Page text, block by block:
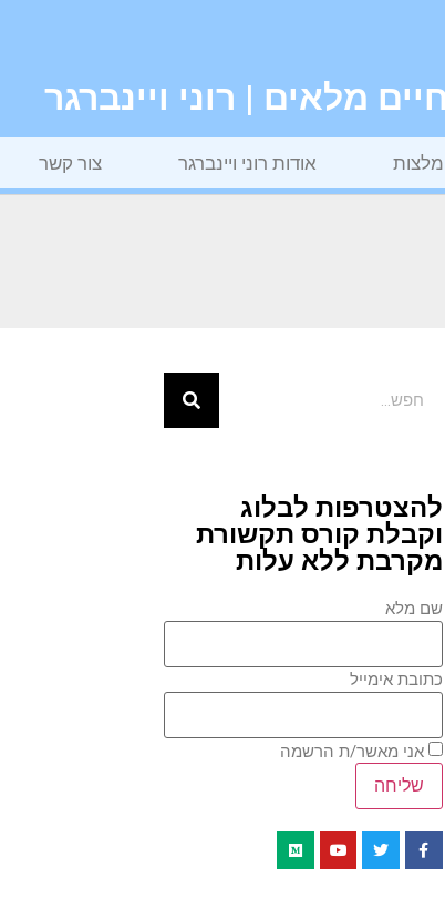
מלאים | רוני ויינברגר
אודות רוני ויינברגר צור קשר
להצטרפות לבלוג
וקבלת קורס תקשורת
מקרבת ללא עלות
שם מלא
כתובת אימייל
אני מאשר/ת הרשמה